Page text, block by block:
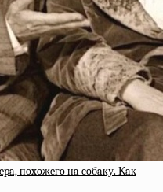
пoxoжeгo нa coбaку. Кaк